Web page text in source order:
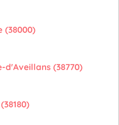
(38000)
d'Aveillans (38770)